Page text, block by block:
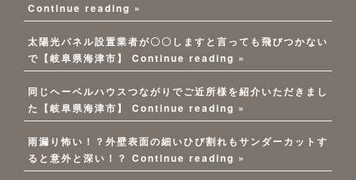
Continue reading »
太陽光パネル設置業者が〇〇しますと言っても飛びつかない
で【岐阜県海津市】
Continue reading »
同じヘーベルハウスつながりでご近所様を紹介いただきまし
た【岐阜県海津市】
Continue reading »
雨漏り怖い！？外壁表面の細いひび割れもサンダーカットす
ると意外と深い！？ Continue reading »